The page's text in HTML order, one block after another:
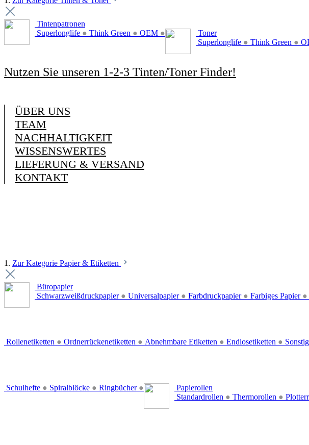
Tintenpatronen
Superlonglife ● Think Green ● OEM ●
Toner
Superlonglife ● Think Green ●
Nutzen Sie unseren 1-2-3 Tinten/Toner Finder!
ÜBER UNS
TEAM
NACHHALTIGKEIT
WISSENSWERTES
LIEFERUNG & VERSAND
KONTAKT
1. Zur Kategorie Papier & Etiketten
Büropapier
Schwarzweißdruckpapier ● Universalpapier ● Farbdruckpapier ● Farbiges Papier ●
Rollenetiketten ● Ordnerrückenetiketten ● Abnehmbare Etiketten ● Endlosetiketten ●
Schulhefte ● Spiralblöcke ● Ringbücher ●
Papierollen
Standardrollen ● Thermorollen ●